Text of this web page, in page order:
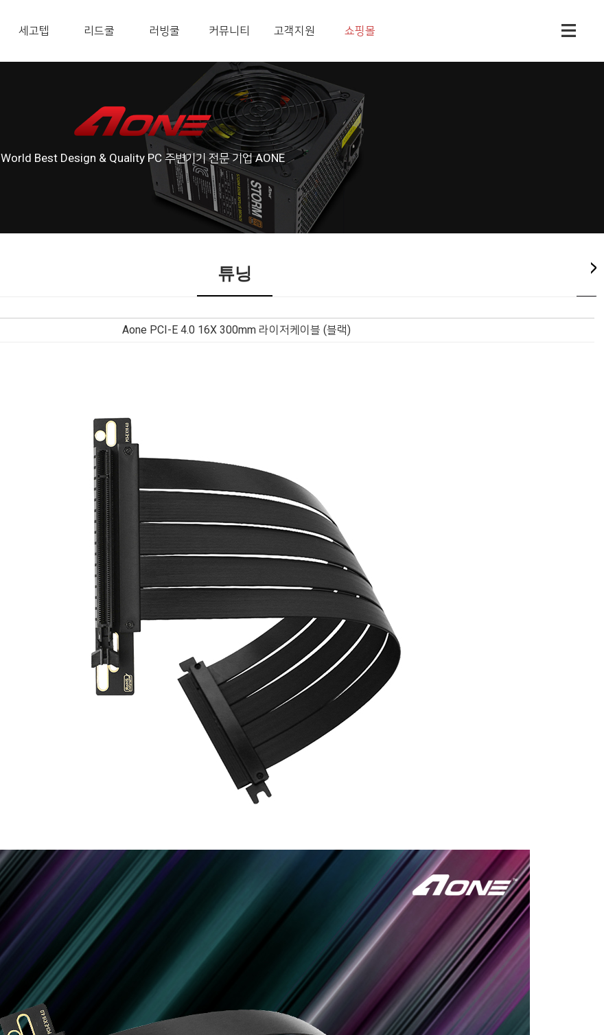
세고텝 리드쿨 러빙쿨 커뮤니티 고객지원 쇼핑몰
World Best Design & Quality PC 주변기기 전문 기업 AONE
튜닝
Aone PCI-E 4.0 16X 300mm 라이저케이블 (블랙)